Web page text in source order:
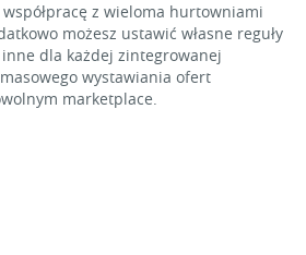
z wieloma hurtowniami
możesz ustawić własne reguły
dla każdej zintegrowanej
wystawiania ofert
marketplace.